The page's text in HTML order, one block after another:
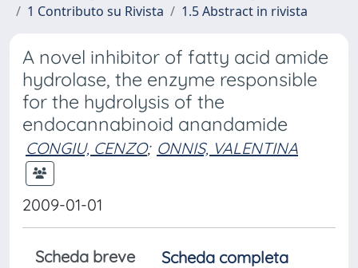
1 Contributo su Rivista
1.5 Abstract in rivista
A novel inhibitor of fatty acid amide
hydrolase, the enzyme responsible
for the hydrolysis of the
endocannabinoid anandamide
CONGIU, CENZO; ONNIS, VALENTINA
2009-01-01
Scheda breve
Scheda completa